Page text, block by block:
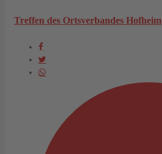
Treffen des Ortsverbandes Hofheim